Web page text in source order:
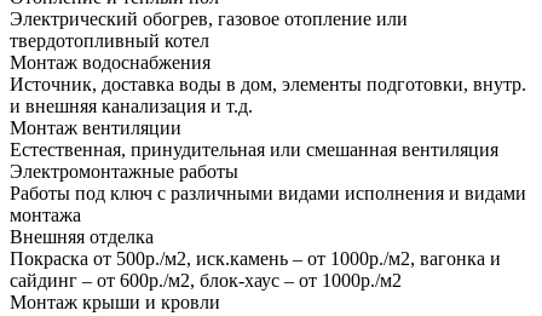
Электрический обогрев, газовое отопление или
твердотопливный котел
Монтаж водоснабжения
Источник, доставка воды в дом, элементы подготовки, внутр.
и внешняя канализация и т.д.
Монтаж вентиляции
Естественная, принудительная или смешанная вентиляция
Электромонтажные работы
Работы под ключ с различными видами исполнения и видами
монтажа
Внешняя отделка
Покраска от 500р./м2, иск.камень – от 1000р./м2, вагонка и
сайдинг – от 600р./м2, блок-хаус – от 1000р./м2
Монтаж крыши и кровли